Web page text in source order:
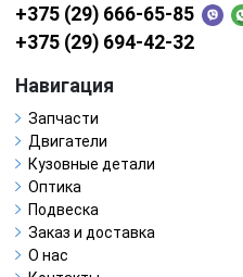
+375 (29) 666-65-85
+375 (29) 694-42-32
Навигация
Запчасти
Двигатели
Кузовные детали
Оптика
Подвеска
Заказ и доставка
О нас